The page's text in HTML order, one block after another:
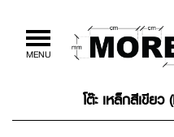
Toggle
navigation
MENU
โต๊ะ เหล็กสีเขีย